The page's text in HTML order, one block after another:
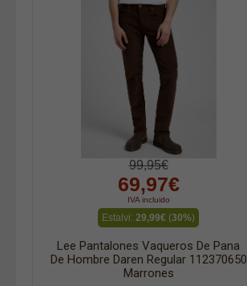
99,95€
69,97€
IVA incluido
Estalvi: 29,99€ (30%)
Lee Pantalones Vaqueros De Pana
De Hombre Daren Regular 112370650
Marrones